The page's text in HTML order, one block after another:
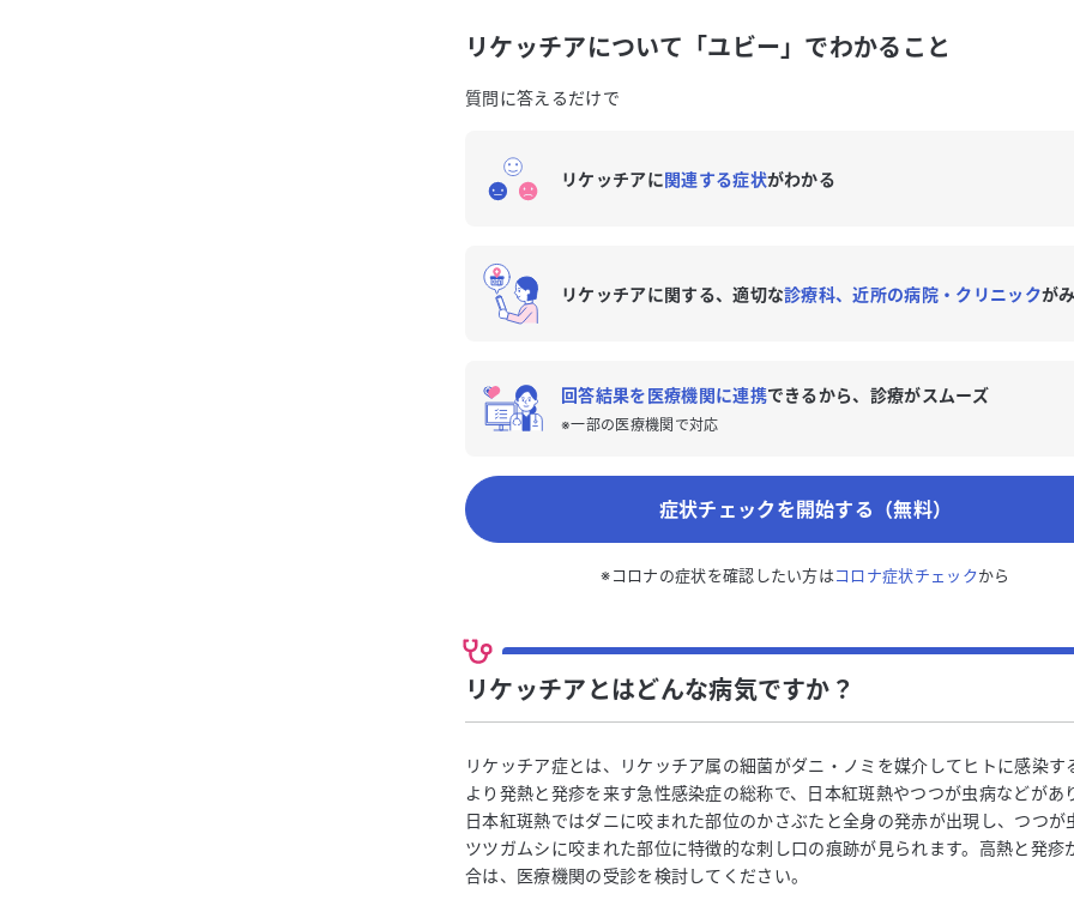
リケッチアについて「ユビー」でわかること
質問に答えるだけで
リケッチアに関連する症状がわかる
リケッチアに関する、適切な診療科、近所の病院・クリニックが
回答結果を医療機関に連携できるから、診療がスムーズ
※一部の医療機関で対応
症状チェックを開始する（無料）
※コロナの症状を確認したい方はコロナ症状チェックから
リケッチアとはどんな病気ですか？
リケッチア症とは、リケッチア属の細菌がダニ・ノミを媒介してヒトに感染す
より発熱と発疹を来す急性感染症の総称で、日本紅斑熱やつつが虫病などがあ
日本紅斑熱ではダニに咬まれた部位のかさぶたと全身の発赤が出現し、つつが
ツツガムシに咬まれた部位に特徴的な刺し口の痕跡が見られます。高熱と発疹
合は、医療機関の受診を検討してください。